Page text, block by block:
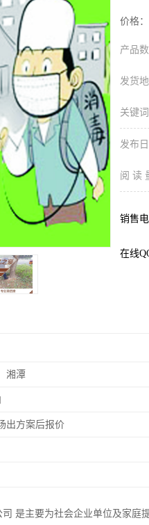
价格：
产品数
发货地
关键词
发布日
阅 读
销售电
在线
湘潭
出方案后报价
是主要为社会企业单位及家庭